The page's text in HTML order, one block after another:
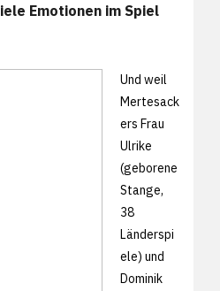
Emotionen im Spiel
Und weil
Mertesack
ers Frau
Ulrike
(geborene
Stange,
38
Länderspi
ele) und
Dominik